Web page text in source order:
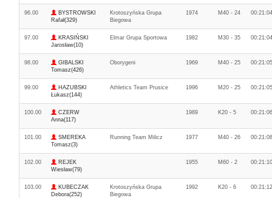
96.00
BYSTROWSKI
Rafał(329)
Krotoszyńska Grupa
Biegowa
1974 M40 - 24 00:21:04
97.00
KRASIŃSKI
Jarosław(10)
Elmar Grupa Sportowa 1982 M30 - 35 00:21:04
98.00
GIBALSKI
Tomasz(426)
Oborygeni 1969 M40 - 25 00:21:05
99.00
HAZUBSKI
Łukasz(144)
Athletics Team Prusice 1996 M20 - 25 00:21:05
100.00
CZERW
Anna(117)
1989 K20 - 5 00:21:06
101.00
SMEREKA
Tomasz(3)
Running Team Milicz 1977 M40 - 26 00:21:08
102.00
REJEK
Wiesław(79)
1955 M60 - 2 00:21:10
103.00
KUBECZAK
Debora(252)
Krotoszyńska Grupa
Biegowa
1992 K20 - 6 00:21:12